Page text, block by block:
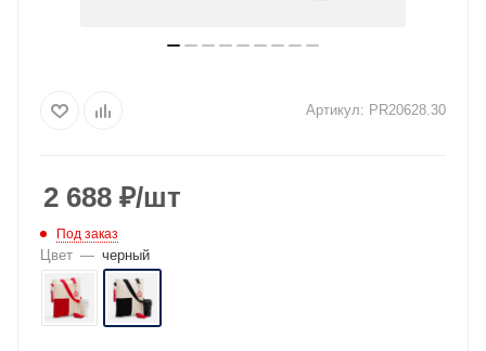
Артикул: PR20628.30
2 688 ₽/шт
Под заказ
Цвет — черный